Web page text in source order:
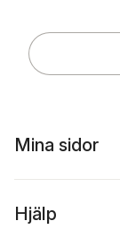
Mina sidor
Hjälp